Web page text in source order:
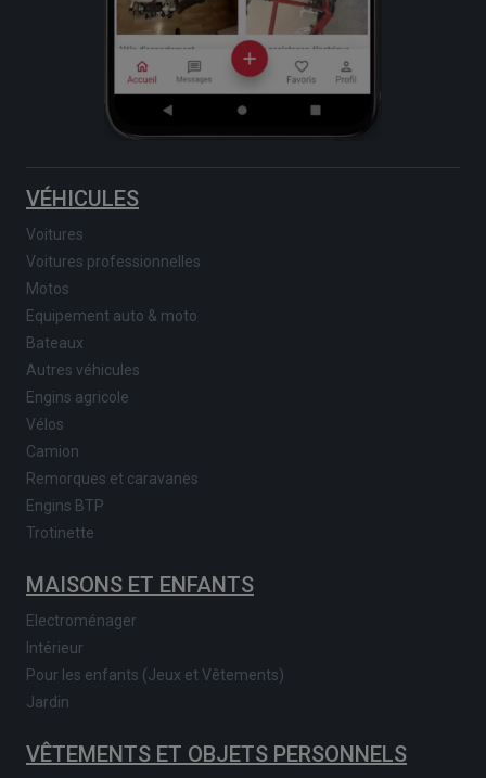
VÉHICULES
Voitures
Voitures professionnelles
Motos
Equipement auto & moto
Bateaux
Autres véhicules
Engins agricole
Vélos
Camion
Remorques et caravanes
Engins BTP
Trotinette
MAISONS ET ENFANTS
Electroménager
Intérieur
Pour les enfants (Jeux et Vêtements)
Jardin
VÊTEMENTS ET OBJETS PERSONNELS